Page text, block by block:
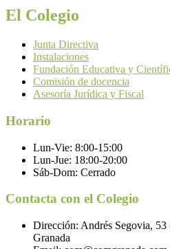
El Colegio
Junta Directiva
Instalaciones
Fundación Educativa y
Comisión de docencia
Asesoría Jurídica y Fiscal
Horario
Lun-Vie: 8:00-15:00
Lun-Jue: 18:00-20:00
Sáb-Dom: Cerrado
Contacta con el Colegio
Dirección: Andrés Segovia,
Granada